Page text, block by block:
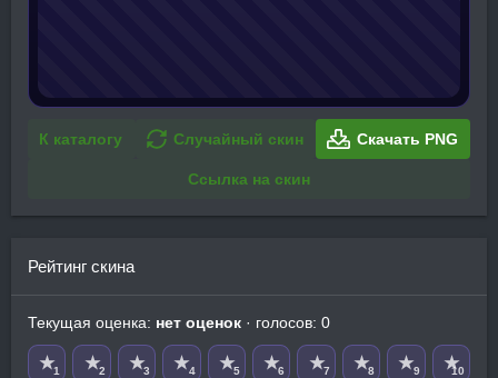
К каталогу Случайный скин Скачать PNG
Ссылка на скин
Рейтинг скина
Текущая оценка: нет оценок · голосов: 0
★1 ★2 ★3 ★4 ★5 ★6 ★7 ★8 ★9 ★10